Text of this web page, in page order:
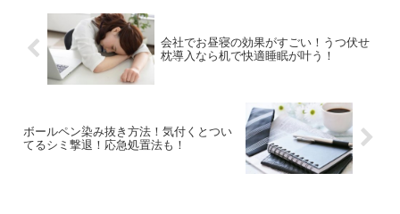
会社でお昼寝の効果がすごい！うつ伏せ
枕導入なら机で快適睡眠が叶う！
ボールペン染み抜き方法！気付くとつい
てるシミ撃退！応急処置法も！